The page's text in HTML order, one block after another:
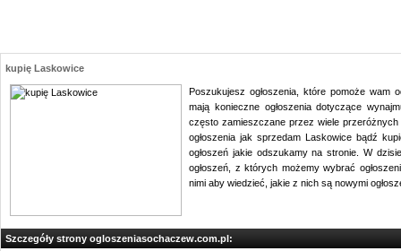
kupię Laskowice
Poszukujesz ogłoszenia, które pomoże wam
mają konieczne ogłoszenia dotyczące
często zamieszczane przez wiele
ogłoszenia jak sprzedam Laskowice bądź
ogłoszeń jakie odszukamy na stronie. W
ogłoszeń, z których możemy wybrać
nimi aby wiedzieć, jakie z nich są nowymi
Szczegóły strony ogloszeniasochaczew.com.pl: